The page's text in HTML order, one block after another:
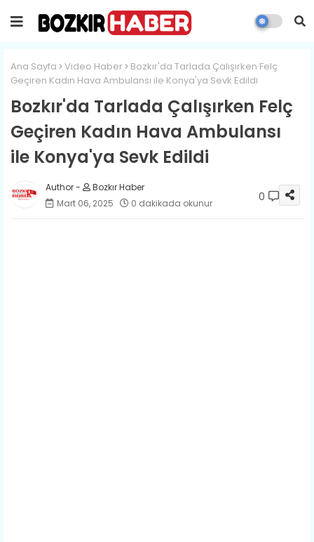
Ana Sayfa Video Haber
Bozkır'da Tarlada Çalışırken Felç
Geçiren Kadın Hava Ambulansı ile Konya'ya Sevk Edildi
Bozkır'da Tarlada Çalışırken Felç
Geçiren Kadın Hava Ambulansı
ile Konya'ya Sevk Edildi
Bozkır Haber
Mart 06, 2025
0 dakikada okunur 0